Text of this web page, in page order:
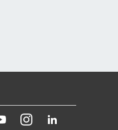
YoutubeInstagram